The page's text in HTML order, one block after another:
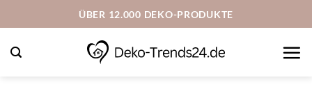
Inhalt
springen
ÜBER 12.000 DEKO-PRODUKTE